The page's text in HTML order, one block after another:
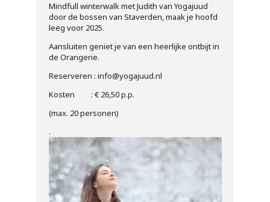
Mindfull winterwalk met Judith van Yogajuud
door de bossen van Staverden, maak je hoofd
leeg voor 2025.
Aansluiten geniet je van een heerlijke ontbijt in
de Orangerie.
Reserveren : info@yogajuud.nl
Kosten : € 26,50 p.p.
(max. 20 personen)
.